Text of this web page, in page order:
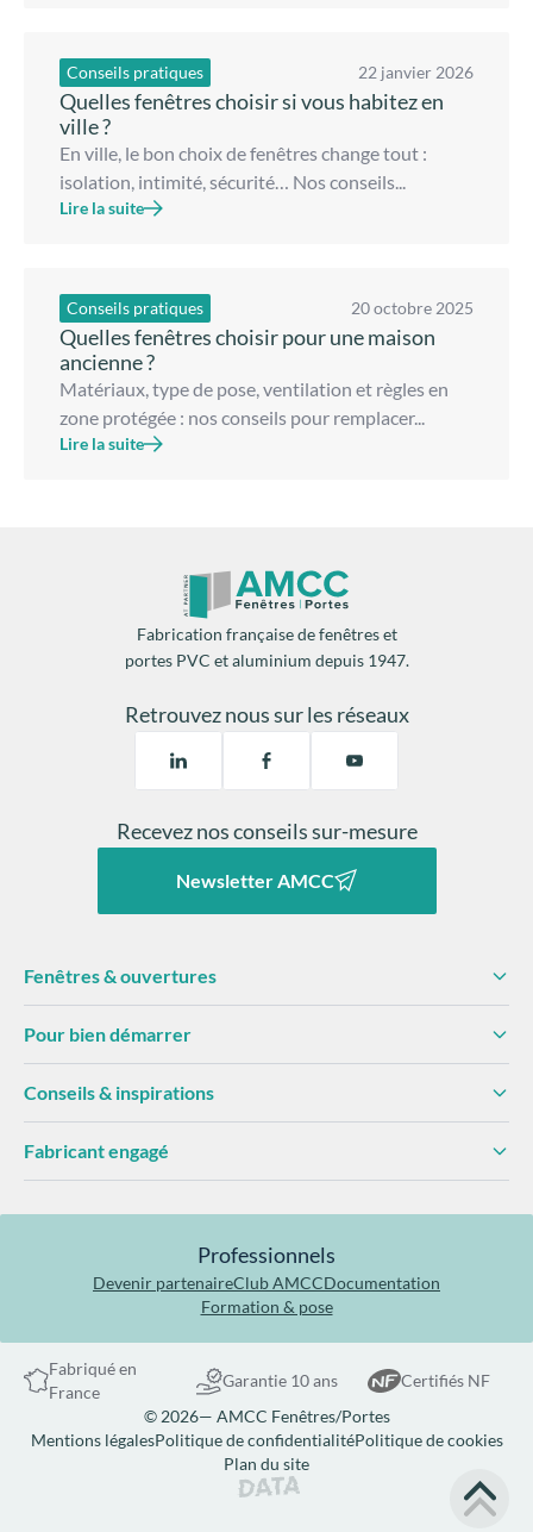
Conseils pratiques 22 janvier 2026
Quelles fenêtres choisir si vous habitez en
ville ?
En ville, le bon choix de fenêtres change tout :
isolation, intimité, sécurité… Nos conseils...
Lire la suite
Conseils pratiques 20 octobre 2025
Quelles fenêtres choisir pour une maison
ancienne ?
Matériaux, type de pose, ventilation et règles en
zone protégée : nos conseils pour remplacer...
Lire la suite
Fabrication française de fenêtres et
portes PVC et aluminium depuis 1947.
Retrouvez nous sur les réseaux
Recevez nos conseils sur-mesure
Newsletter AMCC
Fenêtres & ouvertures
Pour bien démarrer
Conseils & inspirations
Fabricant engagé
Professionnels
Devenir partenaireClub AMCCDocumentation
Formation & pose
Fabriqué en
France
Garantie 10 ans
Certifiés NF
© 2026— AMCC Fenêtres/Portes
Mentions légalesPolitique de confidentialitéPolitique de cookies
Plan du site
Site réalisé par Data Projekt